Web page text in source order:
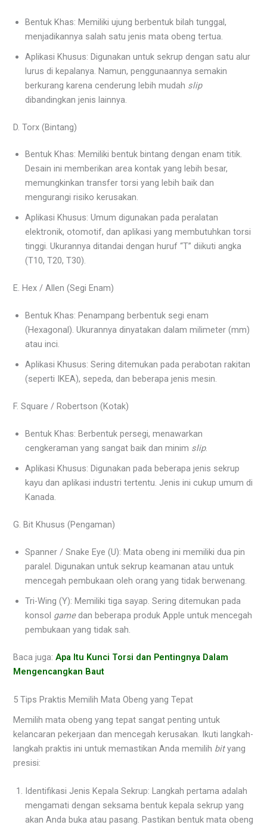
Bentuk Khas: Memiliki ujung berbentuk bilah tunggal,
menjadikannya salah satu jenis mata obeng tertua.
Aplikasi Khusus: Digunakan untuk sekrup dengan satu alur
lurus di kepalanya. Namun, penggunaannya semakin
berkurang karena cenderung lebih mudah slip
dibandingkan jenis lainnya.
D. Torx (Bintang)
Bentuk Khas: Memiliki bentuk bintang dengan enam titik.
Desain ini memberikan area kontak yang lebih besar,
memungkinkan transfer torsi yang lebih baik dan
mengurangi risiko kerusakan.
Aplikasi Khusus: Umum digunakan pada peralatan
elektronik, otomotif, dan aplikasi yang membutuhkan torsi
tinggi. Ukurannya ditandai dengan huruf “T” diikuti angka
(T10, T20, T30).
E. Hex / Allen (Segi Enam)
Bentuk Khas: Penampang berbentuk segi enam
(Hexagonal). Ukurannya dinyatakan dalam milimeter (mm)
atau inci.
Aplikasi Khusus: Sering ditemukan pada perabotan rakitan
(seperti IKEA), sepeda, dan beberapa jenis mesin.
F. Square / Robertson (Kotak)
Bentuk Khas: Berbentuk persegi, menawarkan
cengkeraman yang sangat baik dan minim slip.
Aplikasi Khusus: Digunakan pada beberapa jenis sekrup
kayu dan aplikasi industri tertentu. Jenis ini cukup umum di
Kanada.
G. Bit Khusus (Pengaman)
Spanner / Snake Eye (U): Mata obeng ini memiliki dua pin
paralel. Digunakan untuk sekrup keamanan atau untuk
mencegah pembukaan oleh orang yang tidak berwenang.
Tri-Wing (Y): Memiliki tiga sayap. Sering ditemukan pada
konsol gamedan beberapa produk Apple untuk mencegah
pembukaan yang tidak sah.
Baca juga:Apa Itu Kunci Torsi dan Pentingnya Dalam
Mengencangkan Baut
5 Tips Praktis Memilih Mata Obeng yang Tepat
Memilih mata obeng yang tepat sangat penting untuk
kelancaran pekerjaan dan mencegah kerusakan. Ikuti langkah-
langkah praktis ini untuk memastikan Anda memilih bityang
presisi:
Identifikasi Jenis Kepala Sekrup: Langkah pertama adalah
mengamati dengan seksama bentuk kepala sekrup yang
akan Anda buka atau pasang. Pastikan bentuk mata obeng